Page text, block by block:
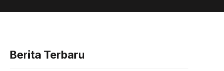
Berita Terbaru